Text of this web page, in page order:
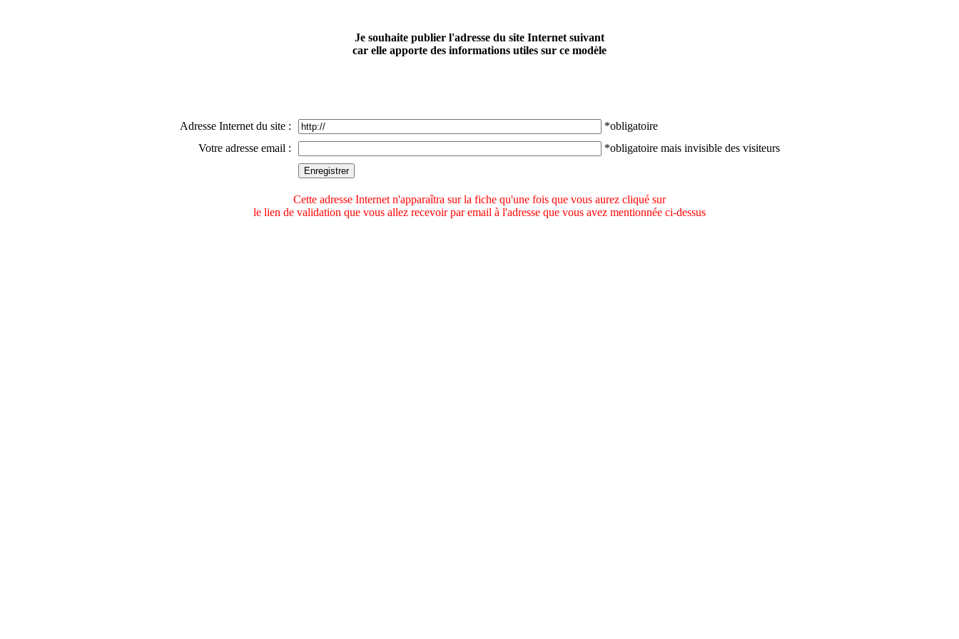
Je souhaite publier l'adresse du site Internet suivant
car elle apporte des informations utiles sur ce modèle
Adresse Internet du site :
*obligatoire
Votre adresse email :
*obligatoire mais invisible des visiteurs
Cette adresse Internet n'apparaîtra sur la fiche qu'une fois que vous aurez cliqué sur
le lien de validation que vous allez recevoir par email à l'adresse que vous avez mentionnée ci-dessus